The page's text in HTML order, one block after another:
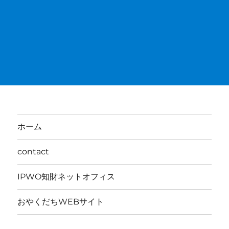
ホーム
contact
IPWO知財ネットオフィス
おやくだちWEBサイト